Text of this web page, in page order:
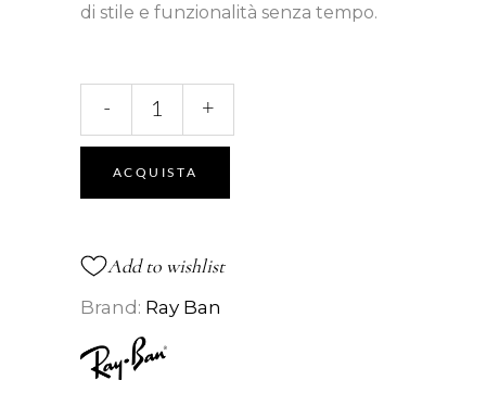
di stile e funzionalità senza tempo.
quantità
- +
ACQUISTA
Add to wishlist
Brand: Ray Ban